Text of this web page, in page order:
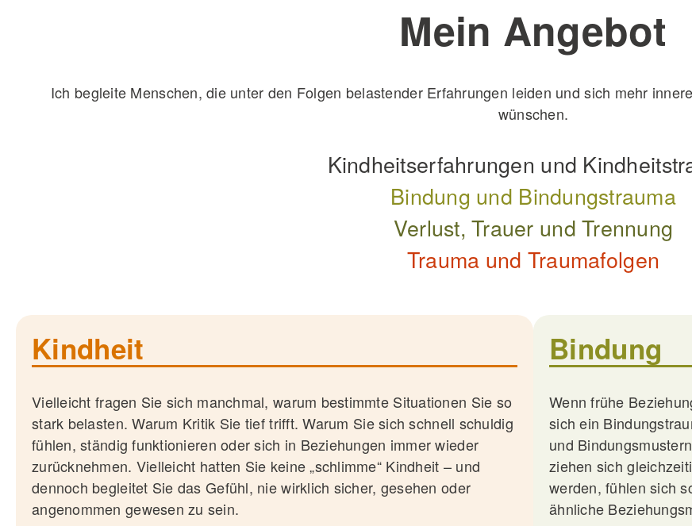
Mein Angebot
Ich begleite Menschen, die unter den Folgen belastender Erfahrungen leiden und sich mehr
wünschen.
Kindheitserfahrungen und
Bindung und Bindungstrauma
Verlust, Trauer und Trennung
Trauma und Traumafolgen
Kindheit
Vielleicht fragen Sie sich manchmal, warum bestimmte Situationen Sie so
stark belasten. Warum Kritik Sie tief trifft. Warum Sie sich schnell schuldig
fühlen, ständig funktionieren oder sich in Beziehungen immer wieder
zurücknehmen. Vielleicht hatten Sie keine „schlimme“ Kindheit – und
dennoch begleitet Sie das Gefühl, nie wirklich sicher, gesehen oder
angenommen gewesen zu sein.
Bindung
Wenn frühe
sich ein
und
ziehen sich
werden, fühlen sich
ähnliche